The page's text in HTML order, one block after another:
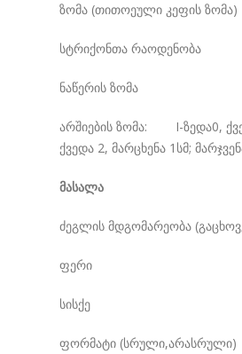
ზომა (თითოეული კეფის ზომა)
სტრიქონთა რაოდენობა I
ნაწერის ზომა
არშიების ზომა: I-ზედა0,
ქვედა 2, მარცხენა 1სმ;
მასალა
ძეგლის მდგომარეობა
ფერი
სისქე
ფორმატი (სრული,არასრული)